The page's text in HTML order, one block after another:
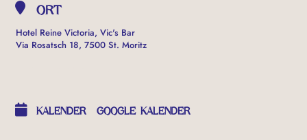
ORT
Hotel Reine Victoria, Vic's Bar
Via Rosatsch 18, 7500 St. Moritz
KALENDER GOOGLE KALENDER